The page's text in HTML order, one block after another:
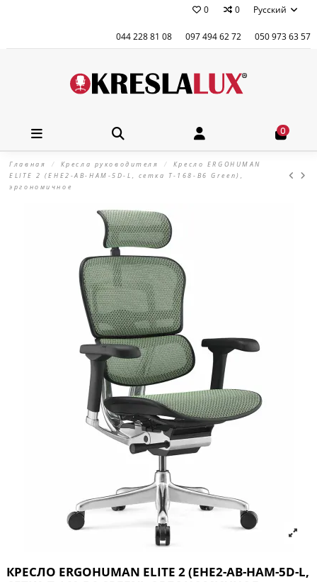
0 0 Русский
044 228 81 08 097 494 62 72 050 973 63 57
0
Главная Кресла руководителя
Кресло ERGOHUMAN
ELITE 2 (EHE2-AB-HAM-5D-L, сетка T-168-B6 Green),
эргономичное
КРЕСЛО ERGOHUMAN ELITE 2 (EHE2-AB-HAM-5D-L,